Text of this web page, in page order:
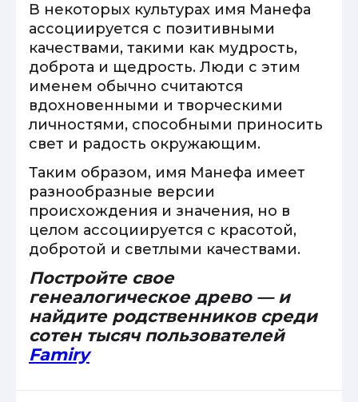
В некоторых культурах имя Манефа
ассоциируется с позитивными
качествами, такими как мудрость,
доброта и щедрость. Люди с этим
именем обычно считаются
вдохновенными и творческими
личностями, способными приносить
свет и радость окружающим.
Таким образом, имя Манефа имеет
разнообразные версии
происхождения и значения, но в
целом ассоциируется с красотой,
добротой и светлыми качествами.
Постройте свое
генеалогическое древо — и
найдите родственников среди
сотен тысяч пользователей
Famiry